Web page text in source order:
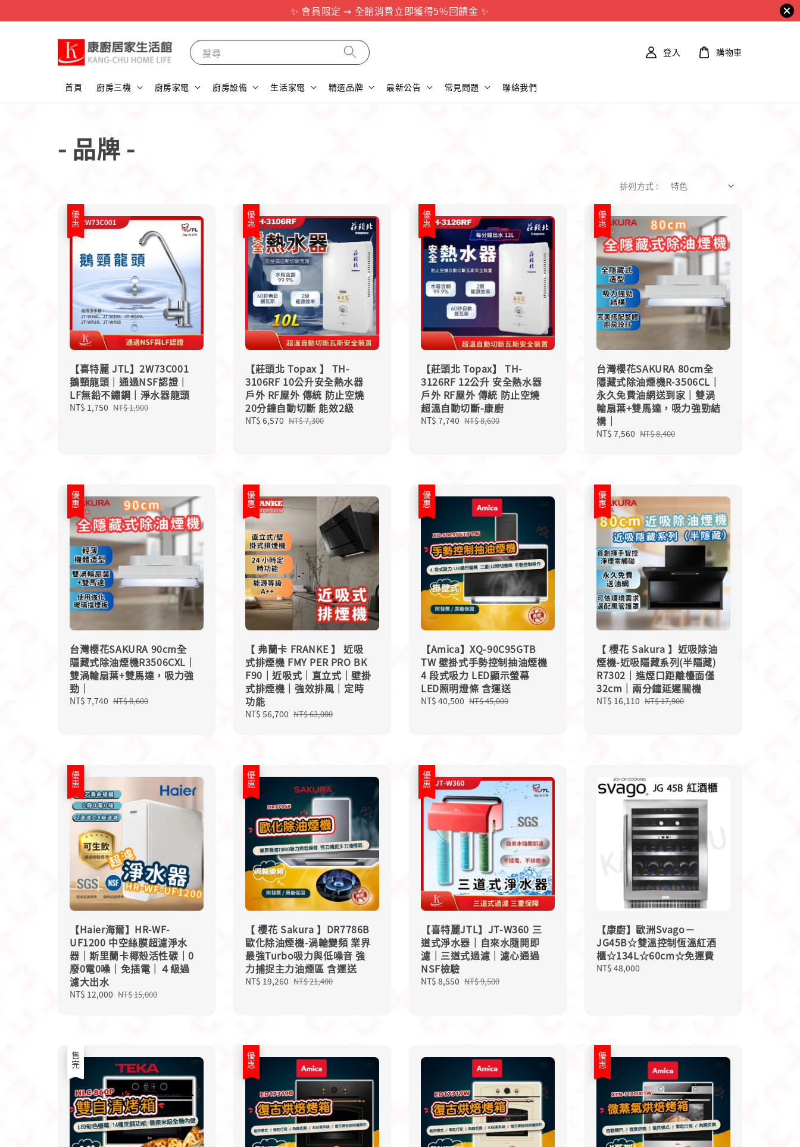
✨ 會員限定 ⇝ 全館消費立即獲得5%回饋金 ✨
搜尋
首頁 廚房三機 廚房家電 廚房設備 生活家電 精選品牌 最新公告 常見問題 聯絡我們
登入 購物車
- 品牌 -
排列方式 :
優惠
【喜特麗 JTL】2W73C001
鵝頸龍頭｜通過NSF認證｜
LF無鉛不鏽鋼｜淨水器龍頭
Sale
NT$ 1,750 Regular
NT$ 1,900
優惠
【莊頭北 Topax 】 TH-
3106RF 10公升安全熱水器
戶外 RF屋外 傳統 防止空燒
20分鐘自動切斷 能效2級
Sale
NT$ 6,570 Regular
NT$ 7,300
優惠
【莊頭北 Topax】 TH-
3126RF 12公升 安全熱水器
戶外 RF屋外 傳統 防止空燒
超溫自動切斷-康廚
Sale
NT$ 7,740 Regular
NT$ 8,600
優惠
台灣櫻花SAKURA 80cm全
隱藏式除油煙機R-3506CL｜
永久免費油網送到家｜雙渦
輪扇葉+雙馬達，吸力強勁結
構｜
Sale
NT$ 7,560 Regular
NT$ 8,400
優惠
台灣櫻花SAKURA 90cm全
隱藏式除油煙機R3506CXL｜
雙渦輪扇葉+雙馬達，吸力強
勁｜
Sale
NT$ 7,740 Regular
NT$ 8,600
優惠
【 弗蘭卡 FRANKE 】 近吸
式排煙機 FMY PER PRO BK
F90｜近吸式｜直立式｜壁掛
式排煙機｜強效排風｜定時
功能
Sale
NT$ 56,700 Regular
NT$ 63,000
優惠
【Amica】XQ-90C95GTB
TW 壁掛式手勢控制抽油煙機
4 段式吸力 LED顯示螢幕
LED照明燈條 含運送
Sale
NT$ 40,500 Regular
NT$ 45,000
優惠
【 櫻花 Sakura 】近吸除油
煙機-近吸隱藏系列(半隱藏)
R7302｜進煙口距離檯面僅
32cm｜兩分鐘延遲關機
Sale
NT$ 16,110 Regular
NT$ 17,900
優惠
【Haier海爾】HR-WF-
UF1200 中空絲膜超濾淨水
器｜斯里蘭卡椰殼活性碳｜0
廢0電0噪｜免插電｜４級過
濾大出水
Sale
NT$ 12,000 Regular
NT$ 15,000
優惠
【 櫻花 Sakura 】DR7786B
歐化除油煙機-渦輪變頻 業界
最強Turbo吸力與低噪音 強
力捕捉主力油煙區 含運送
Sale
NT$ 19,260 Regular
NT$ 21,400
優惠
【喜特麗JTL】JT-W360 三
道式淨水器｜自來水隨開即
濾｜三道式過濾｜濾心通過
NSF檢驗
Sale
NT$ 8,550 Regular
NT$ 9,500
【康廚】歐洲Svago－
JG45B☆雙溫控制恆溫紅酒
櫃☆134L☆60cm☆免運費
Regular
NT$ 48,000
售完 優惠 優惠